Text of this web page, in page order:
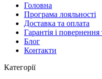
Головна
Програма лояльності
Доставка та оплата
Гарантія і повернення
Блог
Контакти
Категорії